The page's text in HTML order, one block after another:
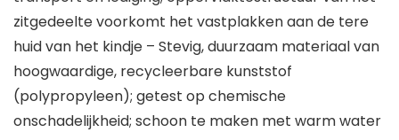
zitgedeelte voorkomt het vastplakken aan de tere
huid van het kindje – Stevig, duurzaam materiaal van
hoogwaardige, recycleerbare kunststof
(polypropyleen); getest op chemische
onschadelijkheid; schoon te maken met warm water